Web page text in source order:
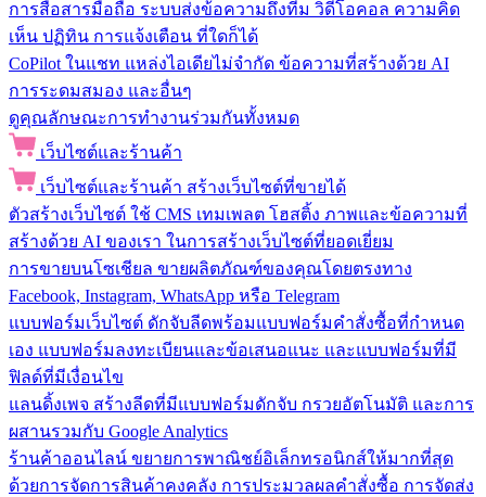
การสื่อสารมือถือ ระบบส่งข้อความถึงทีม วิดีโอคอล ความคิด
เห็น ปฏิทิน การแจ้งเตือน ที่ใดก็ได้
CoPilot ในแชท แหล่งไอเดียไม่จำกัด ข้อความที่สร้างด้วย AI
การระดมสมอง และอื่นๆ
ดูคุณลักษณะการทำงานร่วมกันทั้งหมด
เว็บไซต์และร้านค้า
เว็บไซต์และร้านค้า สร้างเว็บไซต์ที่ขายได้
ตัวสร้างเว็บไซต์ ใช้ CMS เทมเพลต โฮสติ้ง ภาพและข้อความที่
สร้างด้วย AI ของเรา ในการสร้างเว็บไซต์ที่ยอดเยี่ยม
การขายบนโซเชียล ขายผลิตภัณฑ์ของคุณโดยตรงทาง
Facebook, Instagram, WhatsApp หรือ Telegram
แบบฟอร์มเว็บไซต์ ดักจับลีดพร้อมแบบฟอร์มคำสั่งซื้อที่กำหนด
เอง แบบฟอร์มลงทะเบียนและข้อเสนอแนะ และแบบฟอร์มที่มี
ฟิลด์ที่มีเงื่อนไข
แลนดิ้งเพจ สร้างลีดที่มีแบบฟอร์มดักจับ กรวยอัตโนมัติ และการ
ผสานรวมกับ Google Analytics
ร้านค้าออนไลน์ ขยายการพาณิชย์อิเล็กทรอนิกส์ให้มากที่สุด
ด้วยการจัดการสินค้าคงคลัง การประมวลผลคำสั่งซื้อ การจัดส่ง